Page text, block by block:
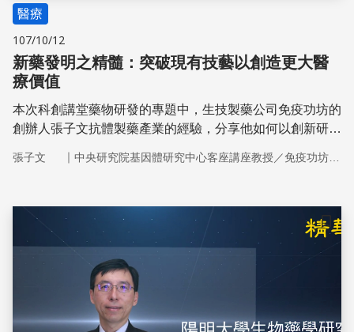
醫療
107/10/12
新藥發明之精髓：突破現有技藝以創造更大醫
療價值
本次科創講堂藥物研發的專題中，生技製藥公司免疫功坊的
創辦人張子文抗體製藥產業的經驗，分享他如何以創新研究
張子文 ｜
儲存